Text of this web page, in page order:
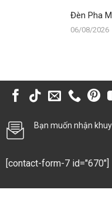
Đèn Pha
06/08/2026
Bạn muốn nhận
[contact-form-7 id="670"]